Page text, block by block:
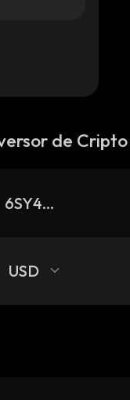
de Cripto
6SY4WvzFfusN8DqmZCZU17CoxoBQKnQsP2UyGsxaoNvX_solana
USD